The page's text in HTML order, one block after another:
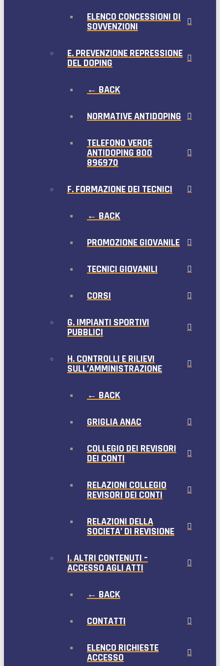
ELENCO CONCESSIONI DI
SOVVENZIONI
E. PREVENZIONE REPRESSIONE
DEL DOPING
← BACK
NORMATIVE ANTIDOPING
TELEFONO VERDE
ANTIDOPING 800
896970
F. FORMAZIONE DEI TECNICI
← BACK
PROMOZIONE GIOVANILE
TECNICI GIOVANILI
CORSI
G. IMPIANTI SPORTIVI
PUBBLICI
H. CONTROLLI E RILIEVI
SULL’AMMINISTRAZIONE
← BACK
GRIGLIA ANAC
COLLEGIO DEI REVISORI
DEI CONTI
RELAZIONI COLLEGIO
REVISORI DEI CONTI
RELAZIONI DELLA
SOCIETA’ DI REVISIONE
I. ALTRI CONTENUTI –
ACCESSO AGLI ATTI
← BACK
CONTATTI
ELENCO RICHIESTE
ACCESSO